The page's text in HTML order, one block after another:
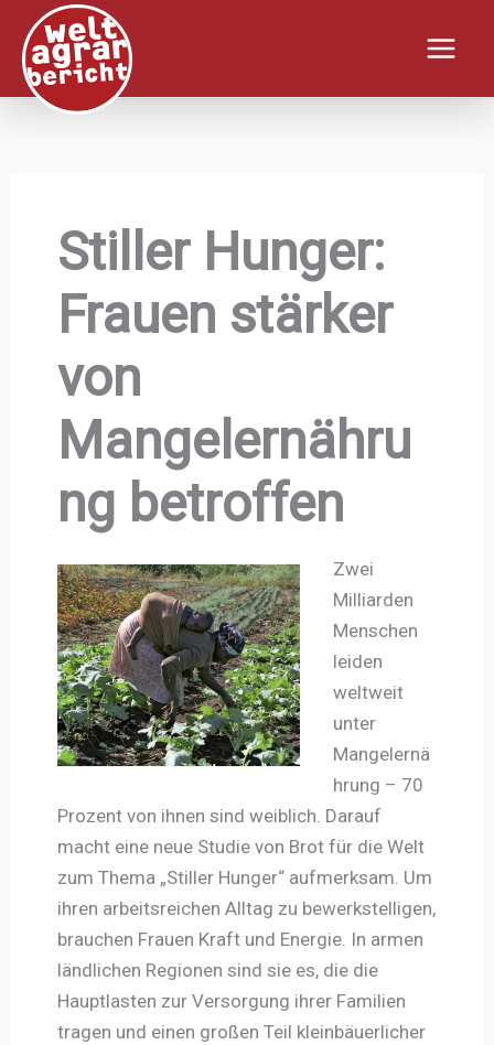
Inhalt
springen
Stiller Hunger:
Frauen stärker
von
Mangelernähru
ng betroffen
Zwei
Milliarden
Menschen
leiden
weltweit
unter
Mangelernä
hrung – 70
Prozent von ihnen sind weiblich. Darauf
macht eine neue Studie von Brot für die Welt
zum Thema „Stiller Hunger“ aufmerksam. Um
ihren arbeitsreichen Alltag zu bewerkstelligen,
brauchen Frauen Kraft und Energie. In armen
ländlichen Regionen sind sie es, die die
Hauptlasten zur Versorgung ihrer Familien
tragen und einen großen Teil kleinbäuerlicher